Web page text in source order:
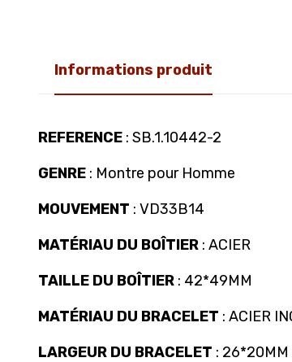
Informations produit
REFERENCE : SB.1.10442-2
GENRE : Montre pour Homme
MOUVEMENT : VD33B14
MATÉRIAU DU BOÎTIER : ACIER
TAILLE DU BOÎTIER : 42*49MM
MATÉRIAU DU BRACELET : ACIER
LARGEUR DU BRACELET : 26*20MM